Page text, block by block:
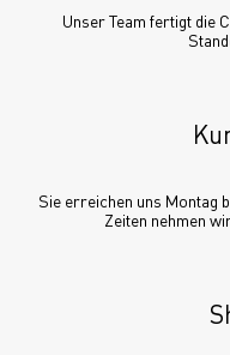
Unser Team fertigt die
Sie erreichen uns Montag
Zeiten nehmen